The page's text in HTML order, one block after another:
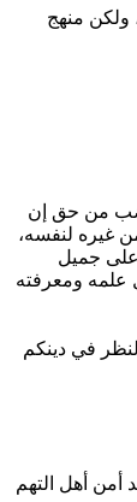
ولكن منهج
من حق إن
غيره لنفسه،
على جميل
علمه ومعرفته
في دينكم
أمن أهل التهم